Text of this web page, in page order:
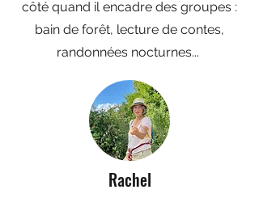
côté quand il encadre des groupes :
bain de forêt, lecture de contes,
randonnées nocturnes...
Rachel